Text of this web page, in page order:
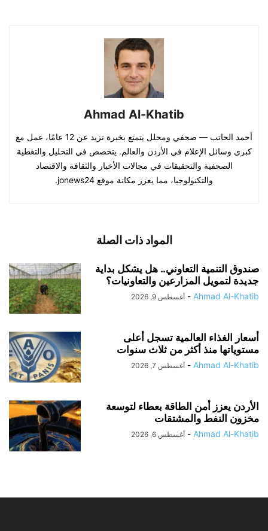
Ahmad Al-Khatib
أحمد الحاتب — صحفي ومحلل يتمتع بخبرة تزيد عن 12 عامًا، عمل مع
كبرى وسائل الإعلام في الأردن والعالم. يتخصص في التحليل والتغطية
الصحفية والتحقيقات في مجالات الأخبار والثقافة والاقتصاد
والتكنولوجيا، مما يعزز مكانة موقع jonews24.
المواد ذات الصلة
صندوق التنمية التعاوني.. هل يشكل بداية
جديدة لتمويل المزارعين والتعاونيات؟
Ahmad Al-Khatib
- أغسطس 9, 2026
أسعار الغذاء العالمية تسجل أعلى
مستوياتها منذ أكثر من ثلاث سنوات
Ahmad Al-Khatib
- أغسطس 7, 2026
الأردن يعزز أمن الطاقة بعطاء لتوسعة
مخزون النفط والمشتقات
Ahmad Al-Khatib
- أغسطس 6, 2026